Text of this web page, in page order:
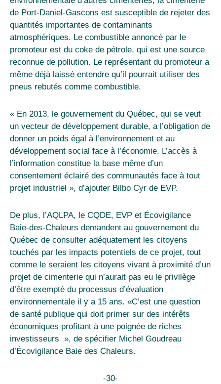
de Port-Daniel-Gascons est susceptible de rejeter des
quantités importantes de contaminants
atmosphériques. Le combustible annoncé par le
promoteur est du coke de pétrole, qui est une source
reconnue de pollution. Le représentant du promoteur a
même déjà laissé entendre qu’il pourrait utiliser des
pneus rebutés comme combustible.
« En 2013, le gouvernement du Québec, qui se veut
un vecteur de développement durable, a l’obligation de
donner un poids égal à l’environnement et au
développement social face à l’économie. L’accès à
l’information constitue la base même d’un
consentement éclairé des communautés face à tout
projet industriel », d’ajouter Bilbo Cyr de EVP.
De plus, l’AQLPA, le CQDE, EVP et Écovigilance
Baie-des-Chaleurs demandent au gouvernement du
Québec de consulter adéquatement les citoyens
touchés par les impacts potentiels de ce projet, tout
comme le seraient les citoyens vivant à proximité d’un
projet de cimenterie qui n’aurait pas eu le privilège
d’être exempté du processus d’évaluation
environnementale il y a 15 ans. «C’est une question
de santé publique qui doit primer sur des intérêts
économiques profitant à une poignée de riches
investisseurs », de spécifier Michel Goudreau
d’Écovigilance Baie des Chaleurs.
-30-